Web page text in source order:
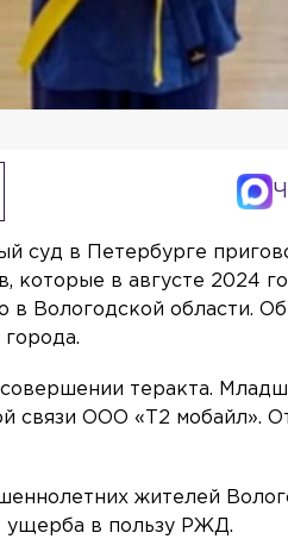
суд в Петербурге
которые в августе 2024
Вологодской области.
теракта.
связи ООО «Т2 мобайл».
жителей
ущерба в пользу РЖД.